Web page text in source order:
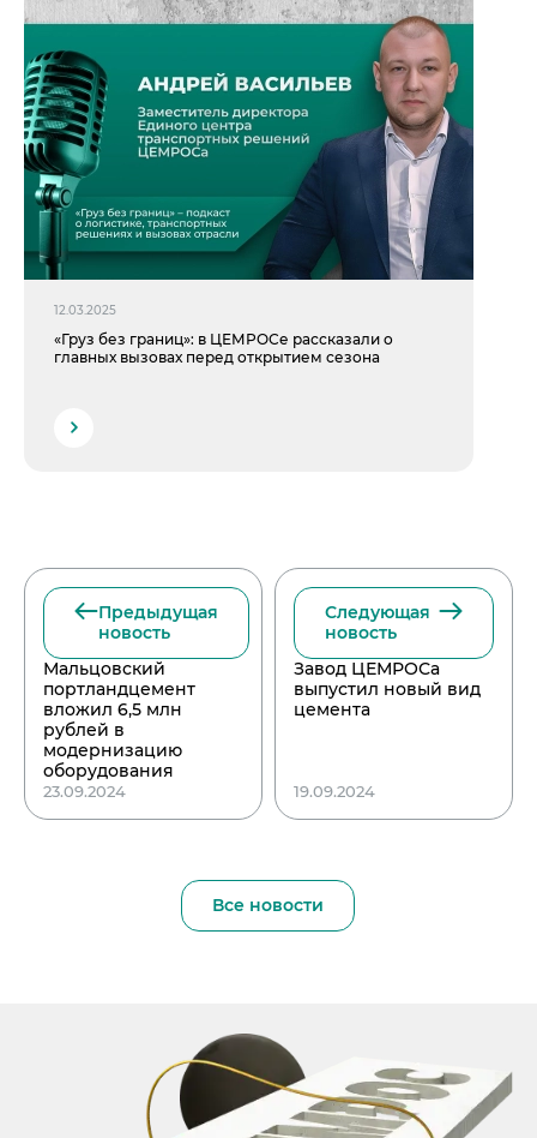
12.03.2025
«Груз без границ»: в ЦЕМРОСе рассказали о
главных вызовах перед открытием сезона
Предыдущая
новость
Мальцовский
портландцемент
вложил 6,5 млн
рублей в
модернизацию
оборудования
23.09.2024
Следующая
новость
Завод ЦЕМРОСа
выпустил новый вид
цемента
19.09.2024
Все новости